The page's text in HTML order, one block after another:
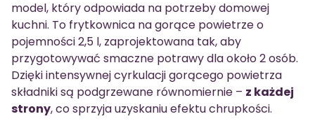
model, który odpowiada na potrzeby domowej
kuchni. To frytkownica na gorące powietrze o
pojemności 2,5 l, zaprojektowana tak, aby
przygotowywać smaczne potrawy dla około 2 osób.
Dzięki intensywnej cyrkulacji gorącego powietrza
składniki są podgrzewane równomiernie – z każdej
strony, co sprzyja uzyskaniu efektu chrupkości.